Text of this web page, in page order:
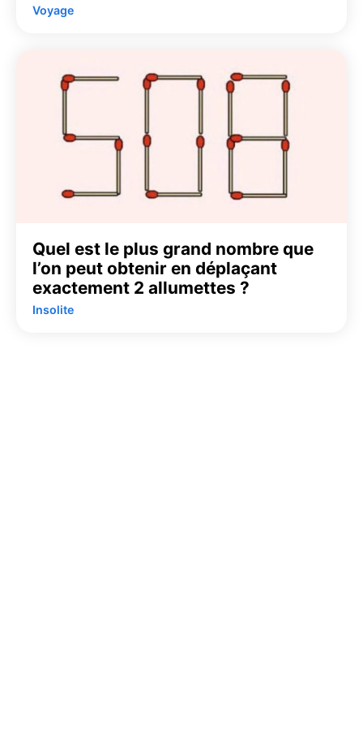
Voyage
Quel est le plus grand nombre que
l’on peut obtenir en déplaçant
exactement 2 allumettes ?
Insolite